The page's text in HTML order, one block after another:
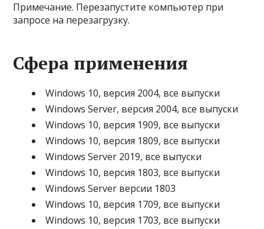
Примечание. Перезапустите компьютер при
запросе на перезагрузку.
Сфера применения
Windows 10, версия 2004, все выпуски
Windows Server, версия 2004, все выпуски
Windows 10, версия 1909, все выпуски
Windows 10, версия 1809, все выпуски
Windows Server 2019, все выпуски
Windows 10, версия 1803, все выпуски
Windows Server версии 1803
Windows 10, версия 1709, все выпуски
Windows 10, версия 1703, все выпуски